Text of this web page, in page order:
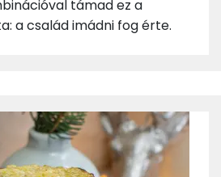
támad ez a
a család imádni fog érte.